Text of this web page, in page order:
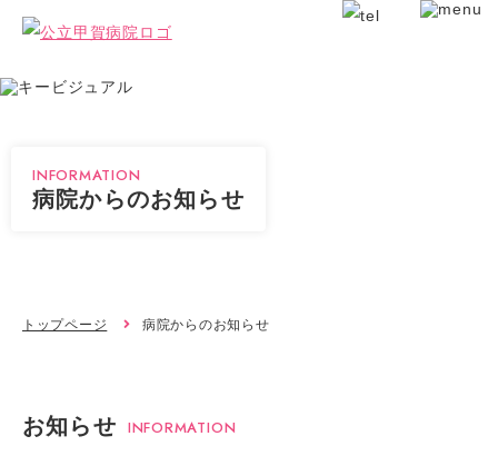
INFORMATION
病院からのお知らせ
トップページ 病院からのお知らせ
お知らせ INFORMATION